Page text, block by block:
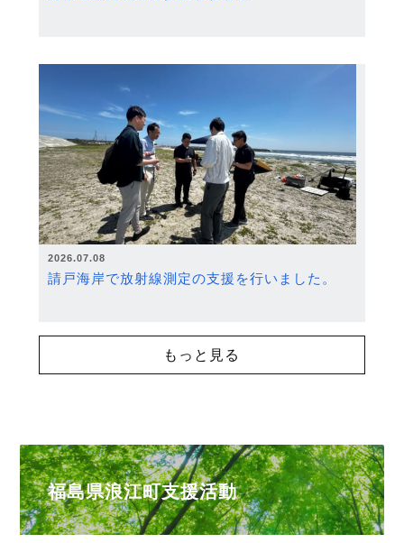
2026.07.08
請戸海岸で放射線測定の支援を行いました。
もっと見る
福島県浪江町支援活動